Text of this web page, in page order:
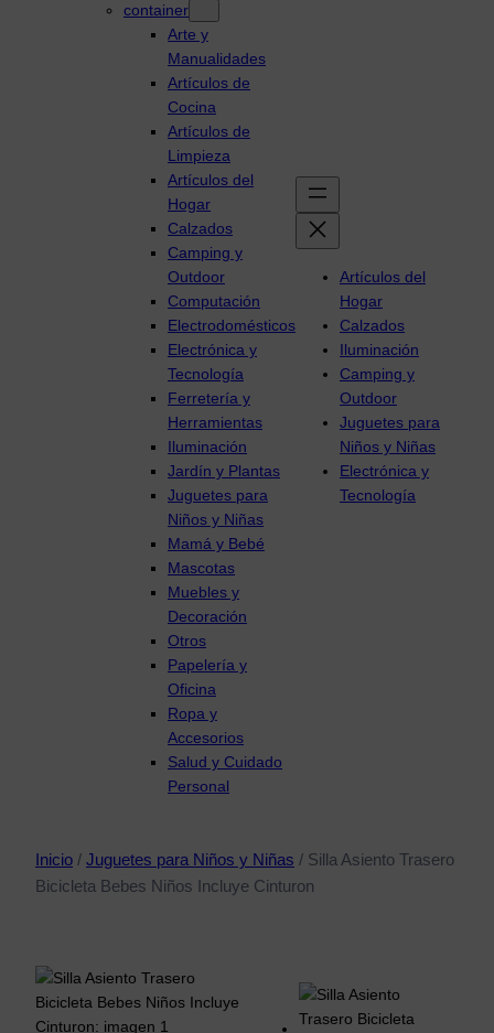
container
Arte y
Manualidades
Artículos de
Cocina
Artículos de
Limpieza
Artículos del
Hogar
Calzados
Camping y
Outdoor
Computación
Electrodomésticos
Electrónica y
Tecnología
Ferretería y
Herramientas
Iluminación
Jardín y Plantas
Juguetes para
Niños y Niñas
Mamá y Bebé
Mascotas
Muebles y
Decoración
Otros
Papelería y
Oficina
Ropa y
Accesorios
Salud y Cuidado
Personal
Artículos del
Hogar
Calzados
Iluminación
Camping y
Outdoor
Juguetes para
Niños y Niñas
Electrónica y
Tecnología
Inicio / Juguetes para Niños y Niñas / Silla Asiento Trasero
Bicicleta Bebes Niños Incluye Cinturon